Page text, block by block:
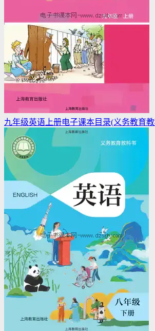
九年级英语上册电子课本目录(义务教育